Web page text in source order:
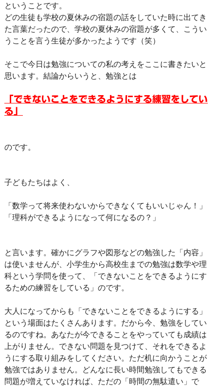
ということです。
どの生徒も学校の夏休みの宿題の話をしていた時に出てき
た言葉だったので、学校の夏休みの宿題が多くて、こうい
うことを言う生徒が多かったようです（笑）
そこで今日は勉強についての私の考えをここに書きたいと
思います。結論からいうと、勉強とは
「できないことをできるようにする練習をしてい
る」
のです。
子どもたちはよく、
「数学って将来使わないからできなくてもいいじゃん！」
「理科ができるようになって何になるの？」
と言います。確かにグラフや図形などの勉強した「内容」
は使いませんが、小学生から高校生までの勉強は数学や理
科という学問を使って、「できないことをできるようにす
るための練習をしている」のです。
大人になってからも「できないことをできるようにする」
という場面はたくさんあります。だから今、勉強をしてい
るのですね。あなたが今できることをやっていても成績は
上がりません。できない問題を見つけて、それをできるよ
うにする取り組みをしてください。ただ机に向かうことが
勉強ではありません。どんなに長い時間勉強してもできる
問題が増えていなければ、ただの「時間の無駄遣い」で